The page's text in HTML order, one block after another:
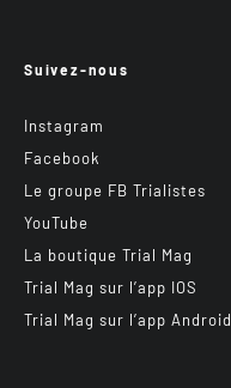
Suivez-nous
Instagram
Facebook
Le groupe FB Trialistes
YouTube
La boutique Trial Mag
Trial Mag sur l’app IOS
Trial Mag sur l’app Android